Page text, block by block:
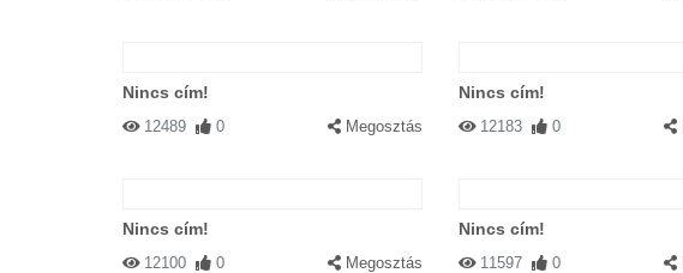
Nincs cím!
12489 0 Megosztás
Nincs cím!
12183 0
Nincs cím!
12100 0 Megosztás
Nincs cím!
11597 0